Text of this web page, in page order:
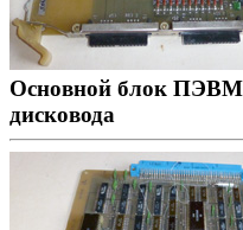
Основной блок ПЭВМ
дисковода